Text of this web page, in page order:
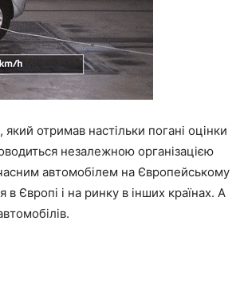
отримав настільки погані оцінки
незалежною організацією
автомобілем на Європейському
Європі і на ринку в інших країнах. А